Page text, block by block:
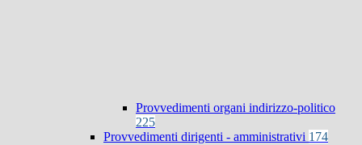
Provvedimenti organi indirizzo-politico
225
Provvedimenti dirigenti - amministrativi 174